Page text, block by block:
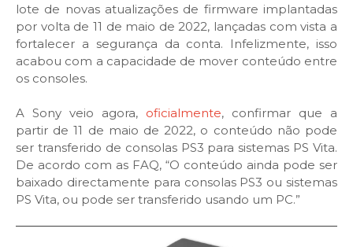
lote de novas atualizações de firmware implantadas
por volta de 11 de maio de 2022, lançadas com vista a
fortalecer a segurança da conta. Infelizmente, isso
acabou com a capacidade de mover conteúdo entre
os consoles.
A Sony veio agora, oficialmente, confirmar que a
partir de 11 de maio de 2022, o conteúdo não pode
ser transferido de consolas PS3 para sistemas PS Vita.
De acordo com as FAQ, “O conteúdo ainda pode ser
baixado directamente para consolas PS3 ou sistemas
PS Vita, ou pode ser transferido usando um PC.”